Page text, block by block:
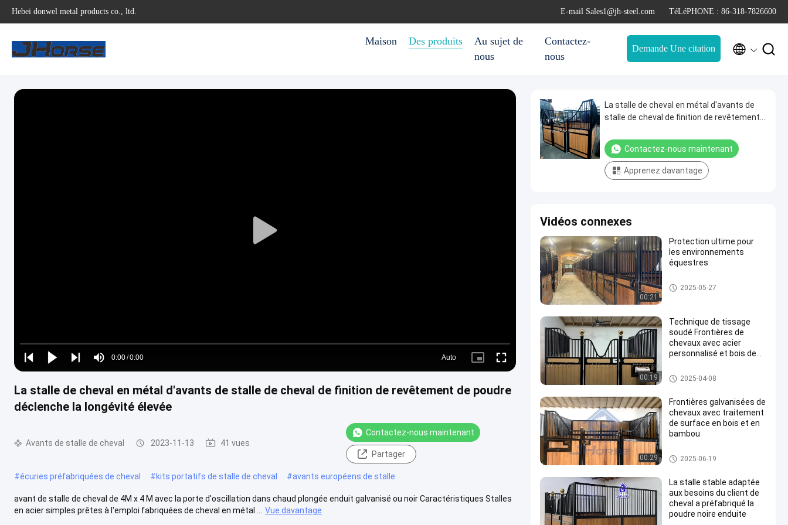
Hebei donwel metal products co., ltd. E-mail Sales1@jh-steel.com TéLéPHONE : 86-318-7826600
Maison Des produits
Au sujet de
nous
Contactez-
nous
Demande Une citation  
Play
Play
Play
Play
Mute
Time
0:00/0:00
Loaded:
0%
Auto
Picture- Fullscreen
La stalle de cheval en métal d'avants de stalle de cheval de finition de revêtement de poudre
déclenche la longévité élevée
Avants de stalle de cheval 2023-11-13 41 vues
Contactez-nous maintenant
Partager
#écuries préfabriquées de cheval #kits portatifs de stalle de cheval #avants européens de stalle
avant de stalle de cheval de 4M x 4 M avec la porte d'oscillation dans chaud plongée enduit galvanisé ou noir Caractéristiques Stalles
en acier simples prêtes à l'emploi fabriquées de cheval en métal ...
Vue davantage
La stalle de cheval en métal d'avants de
stalle de cheval de finition de revêtement
Contactez-nous maintenant
Apprenez davantage
Vidéos connexes
00:21
Protection ultime pour
les environnements
équestres
Panneaux de stalle de cheval
2025-05-27
00:19
Technique de tissage
soudé Frontières de
chevaux avec acier
personnalisé et bois de
Avants de stalle de cheval
2025-04-08
00:29
Frontières galvanisées de
chevaux avec traitement
de surface en bois et en
bambou
Avants de stalle de cheval
2025-06-19
La stalle stable adaptée
aux besoins du client de
cheval a préfabriqué la
poudre noire enduite